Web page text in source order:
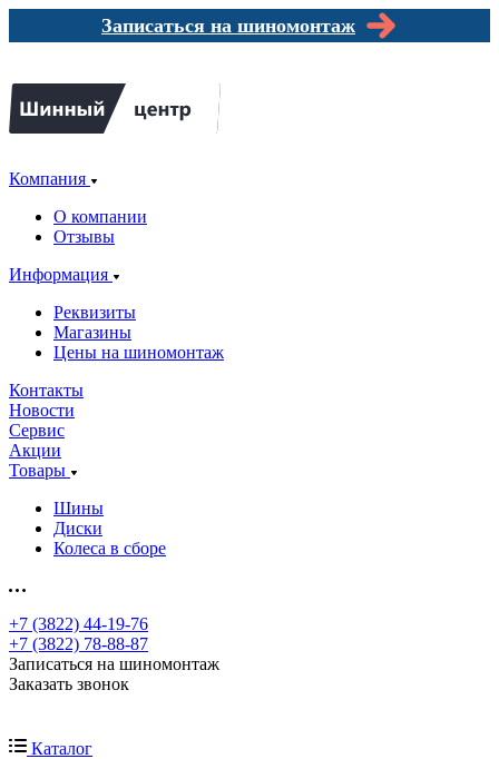
Записаться на шиномонтаж
Компания
О компании
Отзывы
Информация
Реквизиты
Магазины
Цены на шиномонтаж
Контакты
Новости
Сервис
Акции
Товары
Шины
Диски
Колеса в сборе
+7 (3822) 44-19-76
+7 (3822) 78-88-87
Записаться на шиномонтаж
Заказать звонок
Каталог